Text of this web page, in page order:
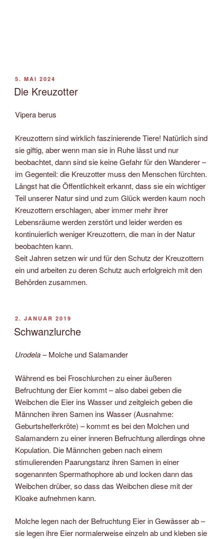
VERÖFFENTLICHT
AM
5. MAI 2024
Die Kreuzotter
Vipera berus
Kreuzottern sind wirklich faszinierende Tiere! Natürlich sind
sie giftig, aber wenn man sie in Ruhe lässt und nur
beobachtet, dann sind sie keine Gefahr für den Wanderer –
im Gegenteil: die Kreuzotter muss den Menschen fürchten.
Längst hat die Öffentlichkeit erkannt, dass sie ein wichtiger
Teil unserer Natur sind und zum Glück werden kaum noch
Kreuzottern erschlagen, aber immer mehr ihrer
Lebensräume werden zerstört und leider werden es
kontinuierlich weniger Kreuzottern, die man in der Natur
beobachten kann.
Seit Jahren setzen wir und für den Schutz der Kreuzottern
ein und arbeiten zu deren Schutz auch erfolgreich mit den
Behörden zusammen.
VERÖFFENTLICHT
AM
2. JANUAR 2019
Schwanzlurche
Urodela– Molche und Salamander
Während es bei Froschlurchen zu einer äußeren
Befruchtung der Eier kommt – also dabei geben die
Weibchen die Eier ins Wasser und zeitgleich geben die
Männchen ihren Samen ins Wasser (Ausnahme:
Geburtshelferkröte) – kommt es bei den Molchen und
Salamandern zu einer inneren Befruchtung allerdings ohne
Kopulation. Die Männchen geben nach einem
stimulierenden Paarungstanz ihren Samen in einer
sogenannten Spermathophore ab und locken dann das
Weibchen drüber, so dass das Weibchen diese mit der
Kloake aufnehmen kann.
Molche legen nach der Befruchtung Eier in Gewässer ab –
sie legen ihre Eier normalerweise einzeln ab und kleben sie